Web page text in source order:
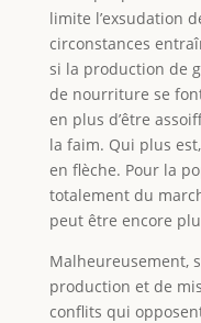
limite l’exsudation
circonstances
si la production de
de nourriture se
en plus d’être
la faim. Qui plus
en flèche. Pour la
totalement du
peut être encore
Malheureusement,
production et de
conflits qui